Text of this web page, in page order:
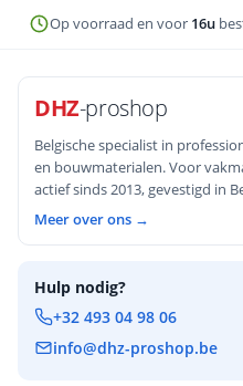
Op voorraad en voor 16u
DHZ-proshop
Belgische specialist in
en bouwmaterialen. Voor
actief sinds 2013, gevestigd in
Meer over ons →
Hulp nodig?
+32 493 04 98 06
info@dhz-proshop.be